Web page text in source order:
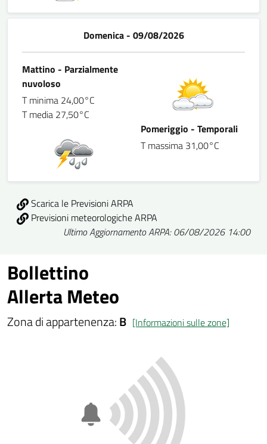
Domenica - 09/08/2026
Mattino - Parzialmente
nuvoloso
T minima 24,00°C
T media 27,50°C
Pomeriggio - Temporali
T massima 31,00°C
Scarica le Previsioni ARPA
Previsioni meteorologiche ARPA
Ultimo Aggiornamento ARPA: 06/08/2026 14:00
Bollettino
Allerta Meteo
Zona di appartenenza:B [Informazioni sulle zone]